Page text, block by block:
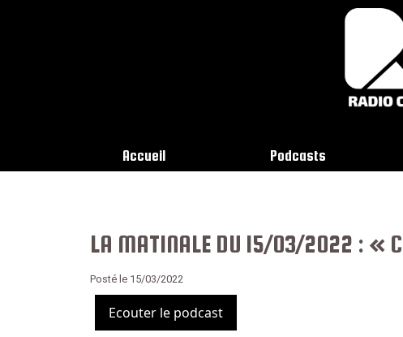
Accueil Podcasts
LA MATINALE DU 15/03/2022 : «
Posté le 15/03/2022
Ecouter le podcast